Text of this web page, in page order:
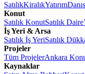
SatılıkKiralıkYatırım
Konut
Satılık KonutSatılık Daire
İş Yeri & Arsa
Satılık İş YeriSatılık
Projeler
Tüm ProjelerAnkara
Kaynaklar